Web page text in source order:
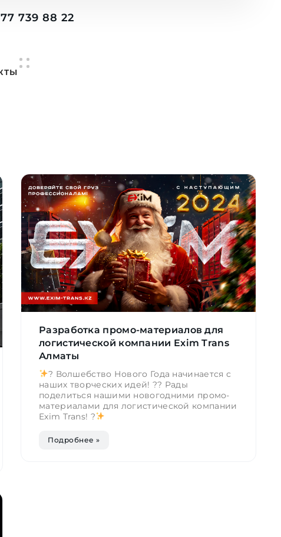
739 88 22
WhatsApp
88 22
Разработка промо-материалов для
логистической компании Exim Trans
Алматы
? Волшебство Нового Года начинается с
наших творческих идей! ?? Рады
поделиться нашими новогодними промо-
материалами для логистической компании
Exim Trans! ?
Подробнее »